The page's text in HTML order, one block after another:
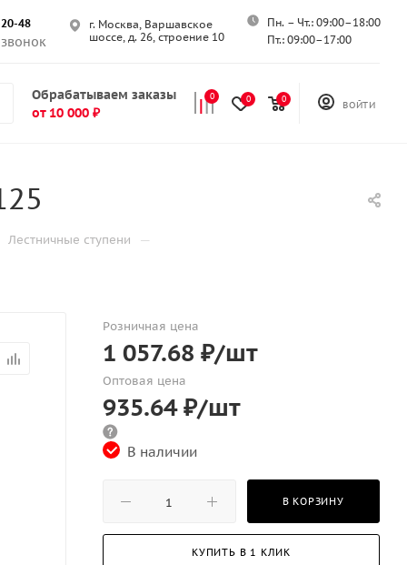
48
звонок
г. Москва, Варшавское
шоссе, д. 26, строение 10
Пн. – Чт.: 09:00–18:00
Пт.: 09:00–17:00
Обрабатываем заказы
от 10 000 ₽
0 0 0
ВОЙТИ
Лестничные ступени —
Розничная цена
1 057.68 ₽/шт
Оптовая цена
935.64₽/шт
В наличии
В КОРЗИНУ
КУПИТЬ В 1 КЛИК